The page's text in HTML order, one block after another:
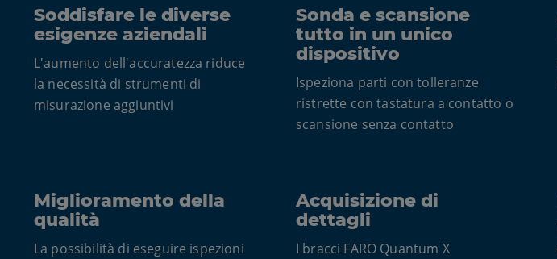
Soddisfare le diverse
esigenze aziendali
L'aumento dell'accuratezza riduce
la necessità di strumenti di
misurazione aggiuntivi
Sonda e scansione
tutto in un unico
dispositivo
Ispeziona parti con tolleranze
ristrette con tastatura a contatto o
scansione senza contatto
Miglioramento della
qualità
La possibilità di eseguire ispezioni
Acquisizione di
dettagli
I bracci FARO Quantum X